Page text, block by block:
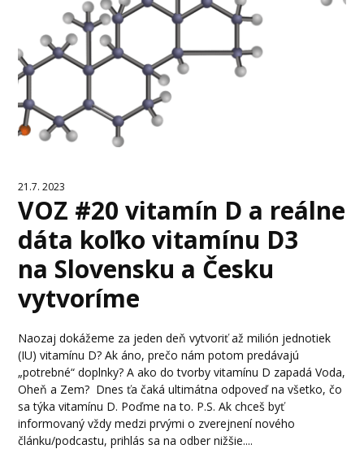
21.7. 2023
VOZ #20 vitamín D a reálne
dáta koľko vitamínu D3
na Slovensku a Česku
vytvoríme
Naozaj dokážeme za jeden deň vytvoriť až milión jednotiek
(IU) vitamínu D? Ak áno, prečo nám potom predávajú
„potrebné“ doplnky? A ako do tvorby vitamínu D zapadá Voda,
Oheň a Zem? Dnes ťa čaká ultimátna odpoveď na všetko, čo
sa týka vitamínu D. Poďme na to. P.S. Ak chceš byť
informovaný vždy medzi prvými o zverejnení nového
článku/podcastu, prihlás sa na odber nižšie....